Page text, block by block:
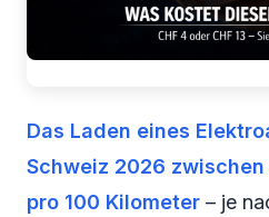
Das Laden eines
Schweiz 2026 zwischen
pro 100 Kilometer – je